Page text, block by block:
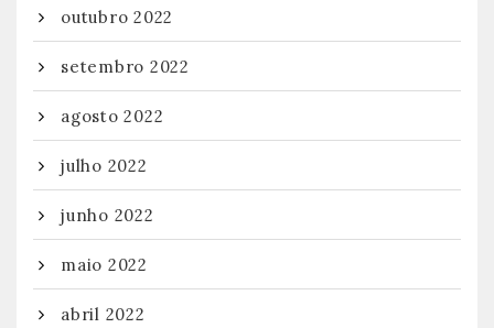
outubro 2022
setembro 2022
agosto 2022
julho 2022
junho 2022
maio 2022
abril 2022